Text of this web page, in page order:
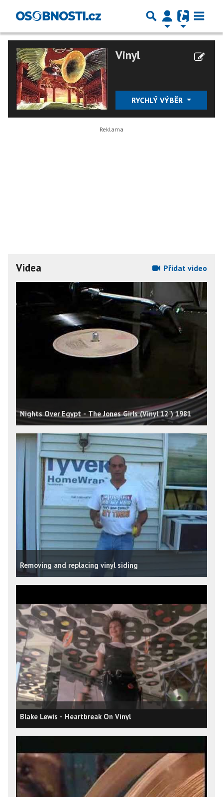
Vinyl
RYCHLÝ VÝBĚR
Videa Přidat video
Nights Over Egypt - The Jones Girls (Vinyl 12") 1981
Removing and replacing vinyl siding
Blake Lewis - Heartbreak On Vinyl